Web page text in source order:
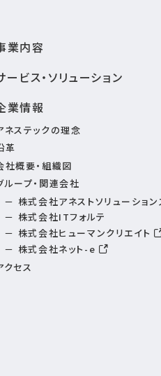
業内容
ービス・ソリューション
業情報
ネステックの理念
革
社概要・組織図
ループ・関連会社
株式会社アネストソリューション
株式会社ITフォルテ
株式会社ヒューマンクリエイト
株式会社ネット-e
クセス